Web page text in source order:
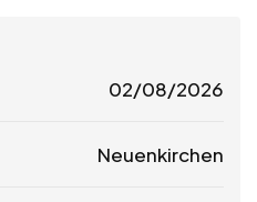
02/08/2026
Neuenkirchen